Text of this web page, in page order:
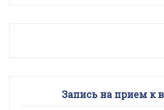
Запись на прием к